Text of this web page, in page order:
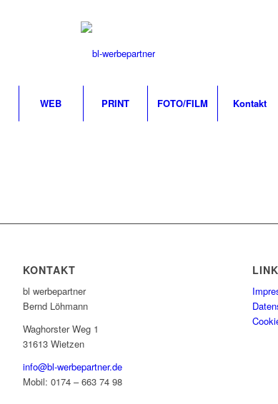
WEB PRINT FOTO/FILM Kontakt
KONTAKT
bl werbepartner
Bernd Löhmann
Waghorster Weg 1
31613 Wietzen
info@bl-werbepartner.de
Mobil: 0174 – 663 74 98